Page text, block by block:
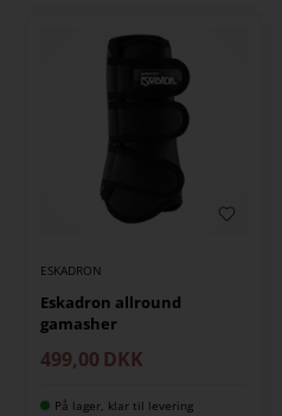
ESKADRON
Eskadron allround
gamasher
499,00 DKK
På lager, klar til levering